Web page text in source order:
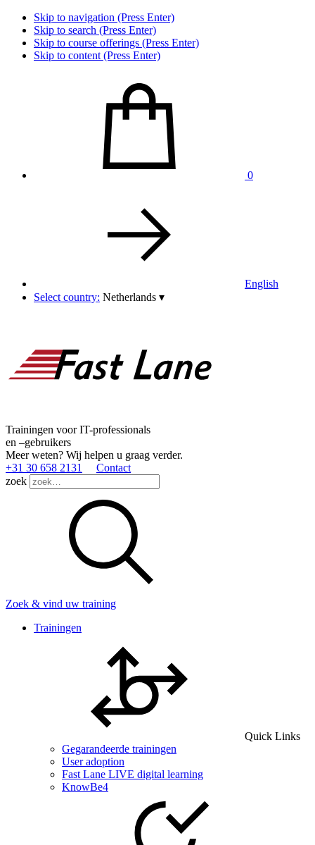
Skip to navigation (Press Enter)
Skip to search (Press Enter)
Skip to course offerings (Press Enter)
Skip to content (Press Enter)
0
English
Select country: Netherlands ▾
Trainingen voor IT-professionals
en –gebruikers
Meer weten? Wij helpen u graag verder.
+31 30 658 2131
Contact
zoek
Zoek & vind uw training
Trainingen
Quick Links
Gegarandeerde trainingen
User adoption
Fast Lane LIVE digital learning
KnowBe4